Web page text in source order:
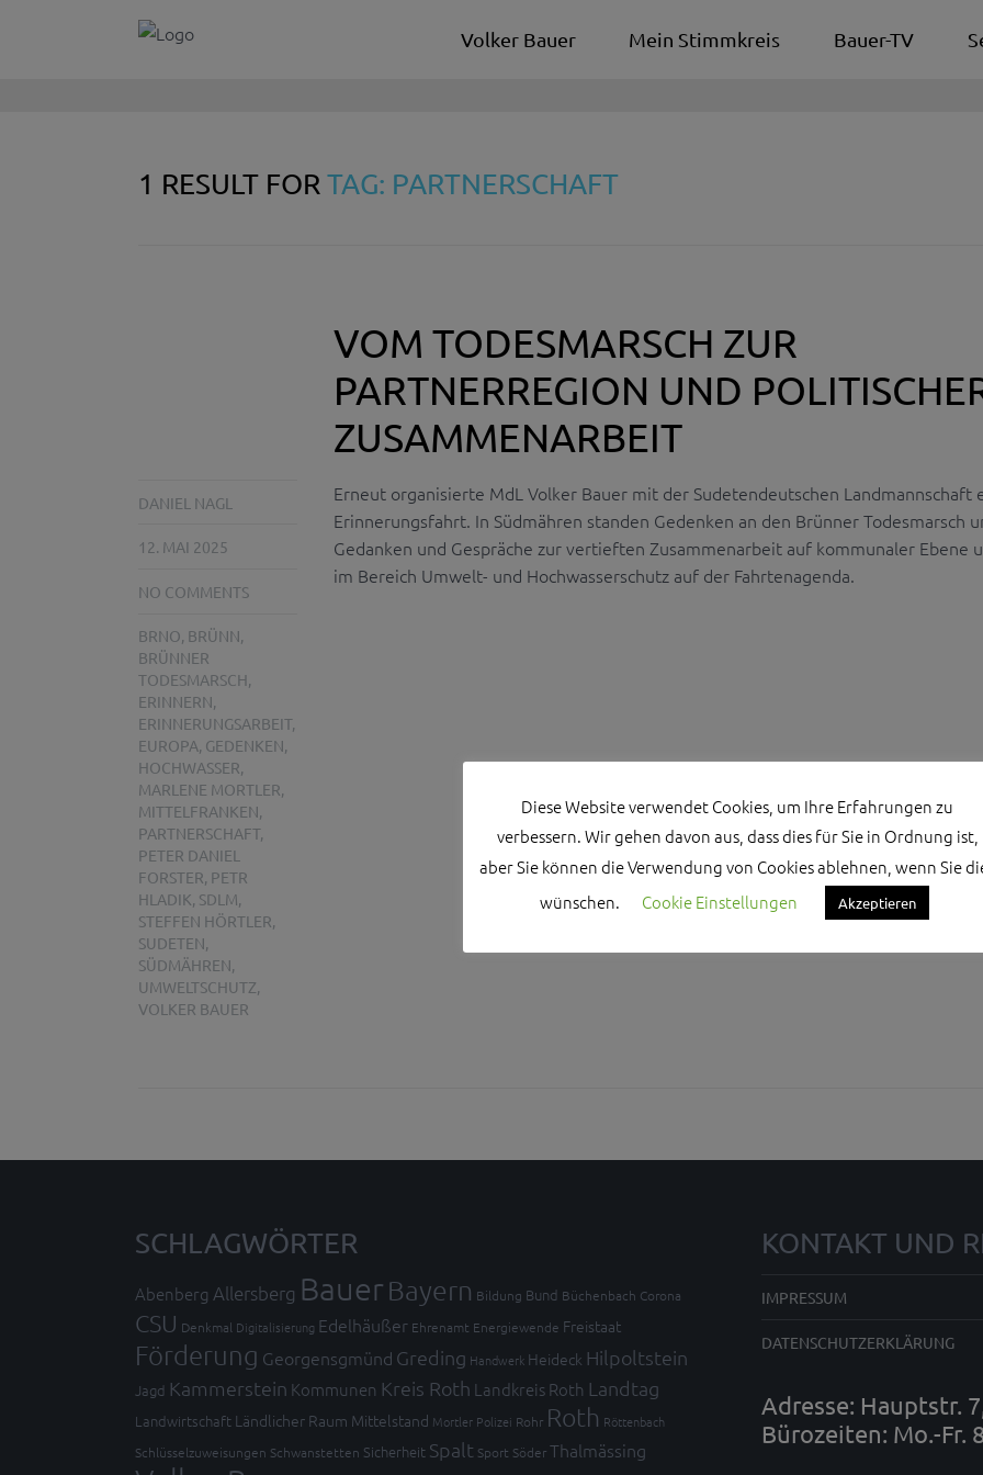
Volker Bauer Mein Stimmkreis Bauer-TV
1 RESULT FOR TAG: PARTNERSCHAFT
VOM TODESMARSCH ZUR
PARTNERREGION UND
ZUSAMMENARBEIT
DANIEL NAGL
12. MAI 2025
NO COMMENTS
BRNO, BRÜNN,
BRÜNNER
TODESMARSCH,
ERINNERN,
ERINNERUNGSARBEIT,
EUROPA, GEDENKEN,
HOCHWASSER,
MARLENE MORTLER,
MITTELFRANKEN,
PARTNERSCHAFT,
PETER DANIEL
FORSTER, PETR
HLADIK, SDLM,
STEFFEN HÖRTLER,
SUDETEN,
SÜDMÄHREN,
UMWELTSCHUTZ,
VOLKER BAUER
Erneut organisierte MdL Volker Bauer mit der Sudetendeutschen Landmannschaft
Erinnerungsfahrt. In Südmähren standen Gedenken an den Brünner Todesmarsch
Gedanken und Gespräche zur vertieften Zusammenarbeit auf kommunaler Ebene
im Bereich Umwelt- und Hochwasserschutz auf der Fahrtenagenda.
SCHLAGWÖRTER
Abenberg Allersberg Bauer Bayern Bildung Bund Büchenbach Corona
CSU Denkmal Digitalisierung Edelhäußer Ehrenamt Energiewende Freistaat
Förderung Georgensgmünd Greding Handwerk Heideck Hilpoltstein
Jagd Kammerstein Kommunen Kreis Roth Landkreis Roth Landtag
Landwirtschaft Ländlicher Raum Mittelstand Mortler Polizei Rohr Roth Röttenbach
Schlüsselzuweisungen Schwanstetten Sicherheit Spalt Sport SöderThalmässing
KONTAKT UND
IMPRESSUM
DATENSCHUTZERKLÄRUNG
Adresse: Hauptstr.
Bürozeiten: Mo.-Fr.
Diese Website verwendet Cookies, um Ihre Erfahrungen zu
verbessern. Wir gehen davon aus, dass dies für Sie in Ordnung ist,
aber Sie können die Verwendung von Cookies ablehnen, wenn Sie
wünschen.
Cookie Einstellungen Akzeptieren